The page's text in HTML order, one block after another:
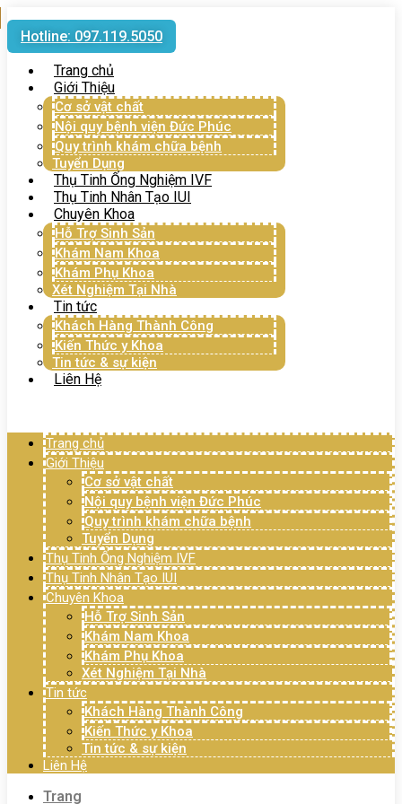
Hotline: 097.119.5050
Trang chủ
Giới Thiệu
Cơ sở vật chất
Nội quy bệnh viện Đức Phúc
Quy trình khám chữa bệnh
Tuyển Dụng
Thụ Tinh Ống Nghiệm IVF
Thụ Tinh Nhân Tạo IUI
Chuyên Khoa
Hỗ Trợ Sinh Sản
Khám Nam Khoa
Khám Phụ Khoa
Xét Nghiệm Tại Nhà
Tin tức
Khách Hàng Thành Công
Kiến Thức y Khoa
Tin tức & sự kiện
Liên Hệ
Trang chủ
Giới Thiệu
Cơ sở vật chất
Nội quy bệnh viện Đức Phúc
Quy trình khám chữa bệnh
Tuyển Dụng
Thụ Tinh Ống Nghiệm IVF
Thụ Tinh Nhân Tạo IUI
Chuyên Khoa
Hỗ Trợ Sinh Sản
Khám Nam Khoa
Khám Phụ Khoa
Xét Nghiệm Tại Nhà
Tin tức
Khách Hàng Thành Công
Kiến Thức y Khoa
Tin tức & sự kiện
Liên Hệ
Trang